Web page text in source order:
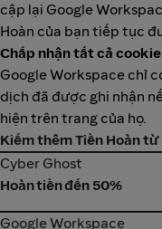
cập lại Google
Hoàn của bạn tiếp tục
Chấp nhận tất cả
Google Workspace chỉ
dịch đã được ghi nhận
hiện trên trang của họ.
Kiếm thêm Tiền Hoàn
Cyber Ghost
Cyber Ghost
Hoàn tiền đến 50%
Google Workspace
Google Workspace